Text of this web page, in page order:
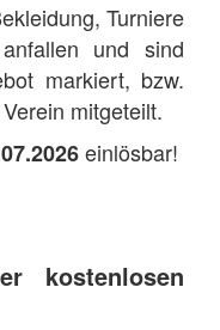
Turniere
und sind
markiert, bzw.
mitgeteilt.
einlösbar!
kostenlosen